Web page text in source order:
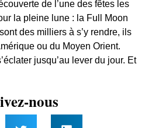
de l’une des fêtes les
la pleine lune : la Full Moon
des milliers à s’y rendre, ils
ou du Moyen Orient.
jusqu’au lever du jour. Et
nous